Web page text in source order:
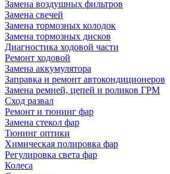
Замена воздушных фильтров
Замена свечей
Замена тормозных колодок
Замена тормозных дисков
Диагностика ходовой части
Ремонт ходовой
Замена аккумулятора
Заправка и ремонт автокондиционеров
Замена ремней, цепей и роликов ГРМ
Сход развал
Ремонт и тюнинг фар
Замена стекол фар
Тюнинг оптики
Химическая полировка фар
Регулировка света фар
Колеса